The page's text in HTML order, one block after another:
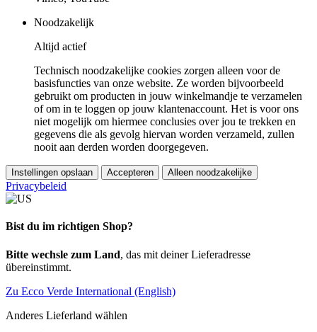
Noodzakelijk
Altijd actief
Technisch noodzakelijke cookies zorgen alleen voor de
basisfuncties van onze website. Ze worden bijvoorbeeld
gebruikt om producten in jouw winkelmandje te verzamelen
of om in te loggen op jouw klantenaccount. Het is voor ons
niet mogelijk om hiermee conclusies over jou te trekken en
gegevens die als gevolg hiervan worden verzameld, zullen
nooit aan derden worden doorgegeven.
Instellingen opslaan Accepteren Alleen noodzakelijke
Privacybeleid
Bist du im richtigen Shop?
Bitte wechsle zum Land, das mit deiner Lieferadresse
übereinstimmt.
Zu Ecco Verde International (English)
Anderes Lieferland wählen